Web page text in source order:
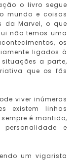
o livro segue
mundo e coisas
da Marvel, o que
não temos uma
os
ligados à
a parte,
que os fãs
viver inúmeras
existem linhas
é mantido,
e
um vigarista